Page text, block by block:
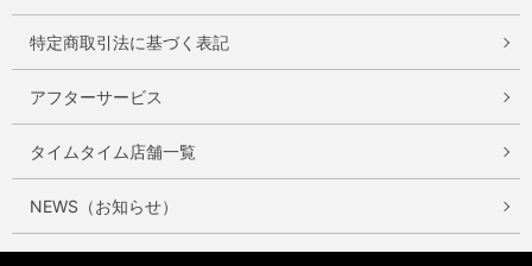
特定商取引法に基づく表記
アフターサービス
タイムタイム店舗一覧
NEWS（お知らせ）